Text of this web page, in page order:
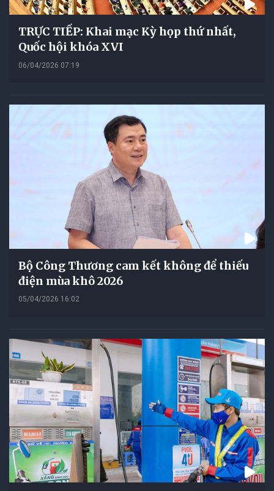
TRỰC TIẾP: Khai mạc Kỳ họp thứ nhất,
Quốc hội khóa XVI
06/04/2026 07:19
Bộ Công Thương cam kết không để thiếu
điện mùa khô 2026
05/04/2026 16:02